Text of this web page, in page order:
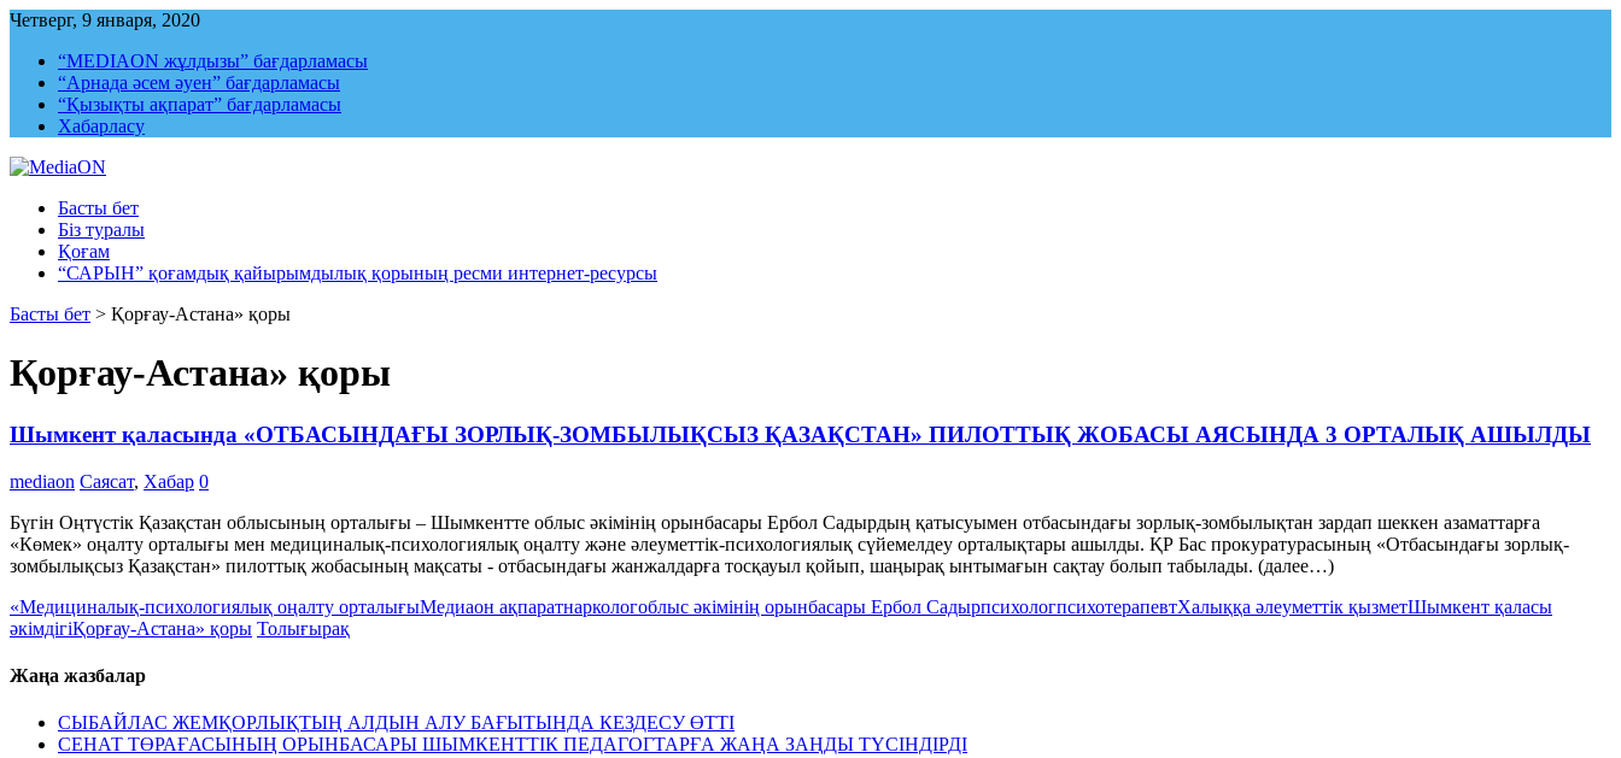
Четверг, 9 января, 2020
“MEDIAON жұлдызы” бағдарламасы
“Арнада әсем әуен” бағдарламасы
“Қызықты ақпарат” бағдарламасы
Хабарласу
MediaON
Республикалық ақпараттық, құқықтық, сараптамалық агенттігі
Басты бет
Біз туралы
Қоғам
“САРЫН” қоғамдық қайырымдылық қорының ресми интернет-ресурсы
Басты бет > Қорғау-Астана» қоры
Қорғау-Астана» қоры
Шымкент қаласында «ОТБАСЫНДАҒЫ ЗОРЛЫҚ-ЗОМБЫЛЫҚСЫЗ ҚАЗАҚСТАН» ПИЛОТТЫҚ ЖОБАСЫ АЯСЫНДА 3 ОРТАЛЫҚ АШЫЛДЫ
mediaon Саясат, Хабар 0
Бүгін Оңтүстік Қазақстан облысының орталығы – Шымкентте облыс әкімінің орынбасары Ербол Садырдың қатысуымен отбасындағы зорлық-зомбылықтан зардап шеккен азаматтарға
«Көмек» оңалту орталығы мен медициналық-психологиялық оңалту және әлеуметтік-психологиялық сүйемелдеу орталықтары ашылды. ҚР Бас прокуратурасының «Отбасындағы зорлық-
зомбылықсыз Қазақстан» пилоттық жобасының мақсаты - отбасындағы жанжалдарға тосқауыл қойып, шаңырақ ынтымағын сақтау болып табылады. (далее…)
«Медициналық-психологиялық оңалту орталығыМедиаон ақпаратнаркологоблыс әкімінің орынбасары Ербол СадырпсихологпсихотерапевтХалыққа әлеуметтік қызметШымкент қаласы
әкімдігіҚорғау-Астана» қоры Толығырақ
Жаңа жазбалар
СЫБАЙЛАС ЖЕМҚОРЛЫҚТЫҢ АЛДЫН АЛУ БАҒЫТЫНДА КЕЗДЕСУ ӨТТІ
СЕНАТ ТӨРАҒАСЫНЫҢ ОРЫНБАСАРЫ ШЫМКЕНТТІК ПЕДАГОГТАРҒА ЖАҢА ЗАҢДЫ ТҮСІНДІРДІ